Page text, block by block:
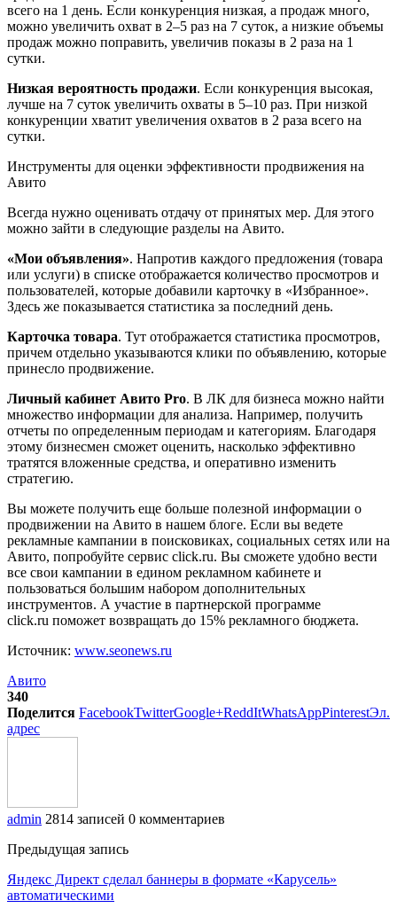
всего на 1 день. Если конкуренция низкая, а продаж много,
можно увеличить охват в 2–5 раз на 7 суток, а низкие объемы
продаж можно поправить, увеличив показы в 2 раза на 1
сутки.
Низкая вероятность продажи. Если конкуренция высокая,
лучше на 7 суток увеличить охваты в 5–10 раз. При низкой
конкуренции хватит увеличения охватов в 2 раза всего на
сутки.
Инструменты для оценки эффективности продвижения на
Авито
Всегда нужно оценивать отдачу от принятых мер. Для этого
можно зайти в следующие разделы на Авито.
«Мои объявления». Напротив каждого предложения (товара
или услуги) в списке отображается количество просмотров и
пользователей, которые добавили карточку в «Избранное».
Здесь же показывается статистика за последний день.
Карточка товара. Тут отображается статистика просмотров,
причем отдельно указываются клики по объявлению, которые
принесло продвижение.
Личный кабинет Авито Pro. В ЛК для бизнеса можно найти
множество информации для анализа. Например, получить
отчеты по определенным периодам и категориям. Благодаря
этому бизнесмен сможет оценить, насколько эффективно
тратятся вложенные средства, и оперативно изменить
стратегию.
Вы можете получить еще больше полезной информации о
продвижении на Авито в нашем блоге. Если вы ведете
рекламные кампании в поисковиках, социальных сетях или на
Авито, попробуйте сервис click.ru. Вы сможете удобно вести
все свои кампании в едином рекламном кабинете и
пользоваться большим набором дополнительных
инструментов. А участие в партнерской программе
click.ru поможет возвращать до 15% рекламного бюджета.
Источник: www.seonews.ru
Авито
340
Поделится FacebookTwitterGoogle+ReddItWhatsAppPinterestЭл.
адрес
admin 2814 записей 0 комментариев
Предыдущая запись
Яндекс Директ сделал баннеры в формате «Карусель»
автоматическими